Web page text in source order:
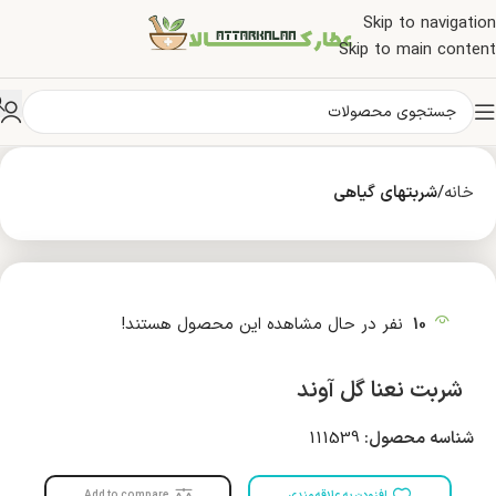
Skip to navigation
Skip to main content
خانه شربتهای گیاهی
10 نفر در حال مشاهده این محصول هستند!
شربت نعنا گل آوند
شناسه محصول: 111539